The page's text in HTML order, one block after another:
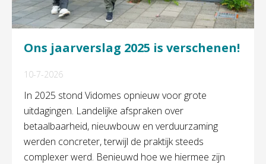
Ons jaarverslag 2025 is verschenen!
10-7-2026
In 2025 stond Vidomes opnieuw voor grote
uitdagingen. Landelijke afspraken over
betaalbaarheid, nieuwbouw en verduurzaming
werden concreter, terwijl de praktijk steeds
complexer werd. Benieuwd hoe we hiermee zijn